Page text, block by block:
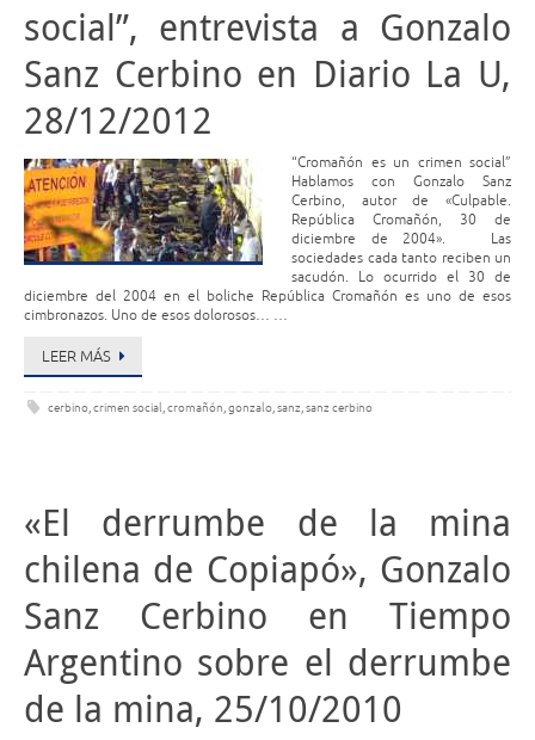
social”, entrevista a Gonzalo
Sanz Cerbino en Diario La U,
28/12/2012
“Cromañón es un crimen social”
Hablamos con Gonzalo Sanz
Cerbino, autor de «Culpable.
República Cromañón, 30 de
diciembre de 2004». Las
sociedades cada tanto reciben un
sacudón. Lo ocurrido el 30 de
diciembre del 2004 en el boliche República Cromañón es uno de esos
cimbronazos. Uno de esos dolorosos… …
LEER MÁS
cerbino,crimen social,cromañón,gonzalo,sanz,sanz cerbino
«El derrumbe de la mina
chilena de Copiapó», Gonzalo
Sanz Cerbino en Tiempo
Argentino sobre el derrumbe
de la mina, 25/10/2010